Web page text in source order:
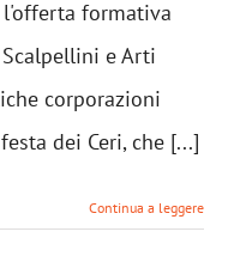
formativa
e Arti
corporazioni
dei Ceri, che [...]
Continua a leggere